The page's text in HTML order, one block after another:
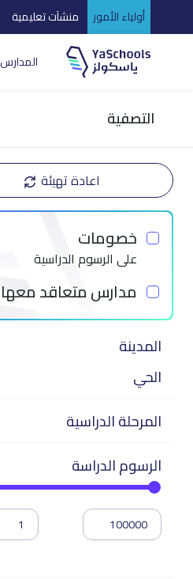
أولياء الأمور منشآت تعليمية
المدارس
التصفية
اعادة تهيئة
خصومات
على الرسوم الدراسية
مدارس متعاقد معها
المدينة
الحي
المرحلة الدراسية
الرسوم الدراسة